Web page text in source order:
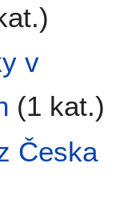
v
(1 kat.)
Česka